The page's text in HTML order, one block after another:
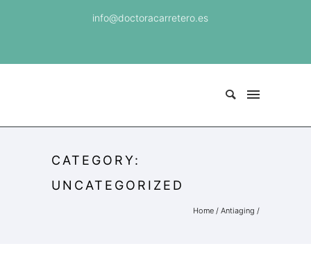
info@doctoracarretero.es
CATEGORY:
UNCATEGORIZED
Home / Antiaging /